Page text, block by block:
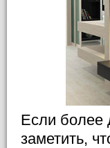
Если более
заметить,